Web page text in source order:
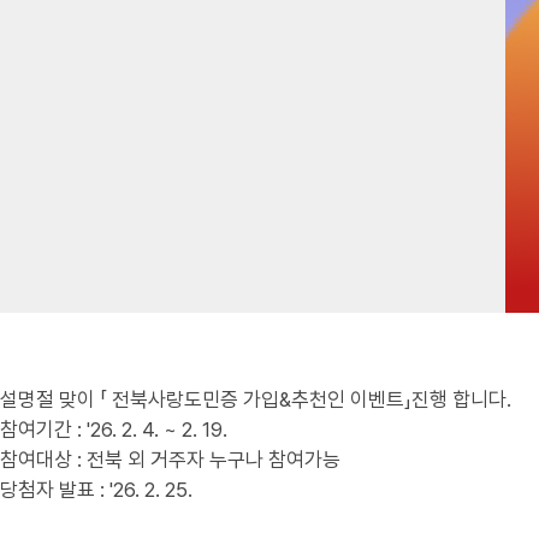
설명절 맞이 「 전북사랑도민증 가입&추천인 이벤트」진행 합니다.
참여기간 : '26. 2. 4. ~ 2. 19.
참여대상 : 전북 외 거주자 누구나 참여가능
당첨자 발표 : '26. 2. 25.